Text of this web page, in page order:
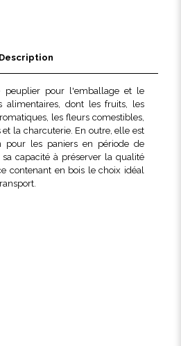
Description
peuplier pour l'emballage et le
alimentaires, dont les fruits, les
les fleurs comestibles,
la charcuterie. En outre, elle est
pour les paniers en période de
capacité à préserver la qualité
contenant en bois le choix idéal